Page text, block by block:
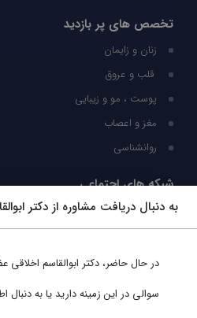
تخصص های پر بازدید
زنان و زایمان
قلب و عروق
پوست ، مو و زیبایی
مغز و اعصاب
روانشناسی
شبکه های اجتماعی
ما را در شبکه های اجتماعی دنبال کنید
به دنبال دریافت مشاوره از دکتر
در حال حاضر، دکتر ابوالقاسم اخلاقی
سوالی در این زمینه دارید یا به